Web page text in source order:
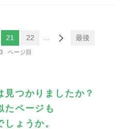
21 22 最後
見つかりましたか？
たページも
しょうか。